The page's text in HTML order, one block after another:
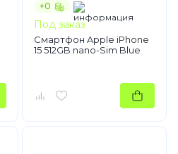
+0
Под заказ
Смартфон Apple iPhone
15 512GB nano-Sim Blue